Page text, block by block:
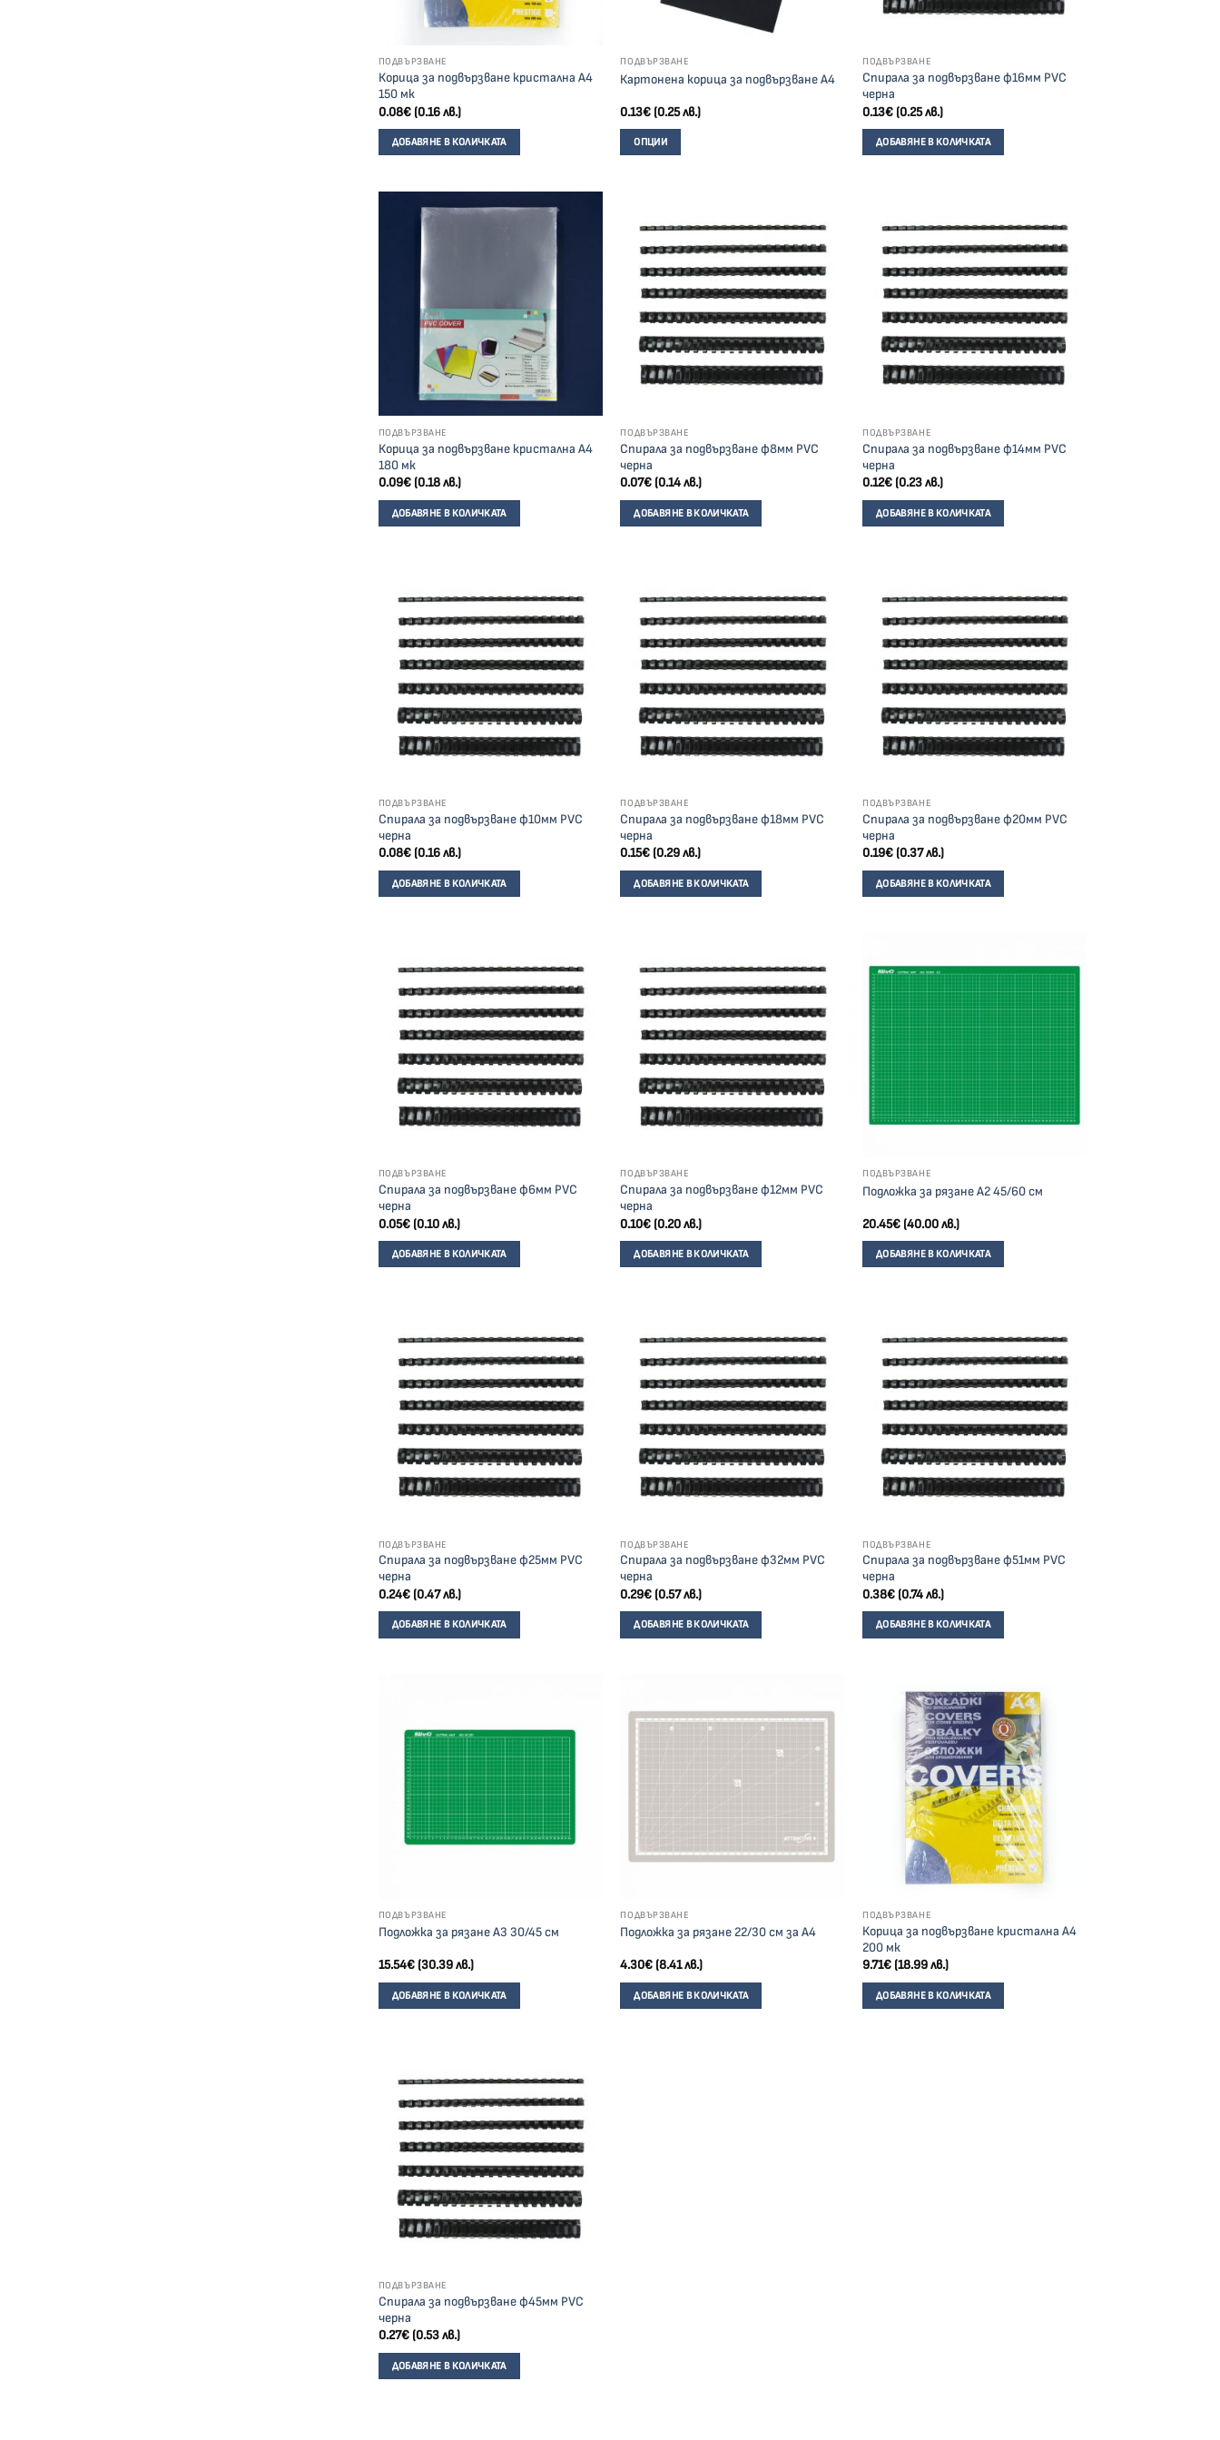
ПОДВЪРЗВАНЕ
Корица за подвързване кристална А4
150 мк
0.08€(0.16 лв.)
ДОБАВЯНЕ В КОЛИЧКАТА
ПОДВЪРЗВАНЕ
Картонена корица за подвързване А4
0.13€ (0.25 лв.)
ОПЦИИ
ПОДВЪРЗВАНЕ
Спирала за подвързване ф16мм PVC
черна
0.13€ (0.25 лв.)
ДОБАВЯНЕ В КОЛИЧКАТА
ПОДВЪРЗВАНЕ
Корица за подвързване кристална А4
180 мк
0.09€(0.18 лв.)
ДОБАВЯНЕ В КОЛИЧКАТА
ПОДВЪРЗВАНЕ
Спирала за подвързване ф8мм PVC
черна
0.07€ (0.14 лв.)
ДОБАВЯНЕ В КОЛИЧКАТА
ПОДВЪРЗВАНЕ
Спирала за подвързване ф14мм PVC
черна
0.12€ (0.23 лв.)
ДОБАВЯНЕ В КОЛИЧКАТА
ПОДВЪРЗВАНЕ
Спирала за подвързване ф10мм PVC
черна
0.08€(0.16 лв.)
ДОБАВЯНЕ В КОЛИЧКАТА
ПОДВЪРЗВАНЕ
Спирала за подвързване ф18мм PVC
черна
0.15€ (0.29 лв.)
ДОБАВЯНЕ В КОЛИЧКАТА
ПОДВЪРЗВАНЕ
Спирала за подвързване ф20мм PVC
черна
0.19€ (0.37 лв.)
ДОБАВЯНЕ В КОЛИЧКАТА
ПОДВЪРЗВАНЕ
Спирала за подвързване ф6мм PVC
черна
0.05€(0.10 лв.)
ДОБАВЯНЕ В КОЛИЧКАТА
ПОДВЪРЗВАНЕ
Спирала за подвързване ф12мм PVC
черна
0.10€ (0.20 лв.)
ДОБАВЯНЕ В КОЛИЧКАТА
ПОДВЪРЗВАНЕ
Подложка за рязане А2 45/60 см
20.45€ (40.00 лв.)
ДОБАВЯНЕ В КОЛИЧКАТА
ПОДВЪРЗВАНЕ
Спирала за подвързване ф25мм PVC
черна
0.24€(0.47 лв.)
ДОБАВЯНЕ В КОЛИЧКАТА
ПОДВЪРЗВАНЕ
Спирала за подвързване ф32мм PVC
черна
0.29€ (0.57 лв.)
ДОБАВЯНЕ В КОЛИЧКАТА
ПОДВЪРЗВАНЕ
Спирала за подвързване ф51мм PVC
черна
0.38€ (0.74 лв.)
ДОБАВЯНЕ В КОЛИЧКАТА
ПОДВЪРЗВАНЕ
Подложка за рязане А3 30/45 см
15.54€(30.39 лв.)
ДОБАВЯНЕ В КОЛИЧКАТА
ПОДВЪРЗВАНЕ
Подложка за рязане 22/30 см за А4
4.30€ (8.41 лв.)
ДОБАВЯНЕ В КОЛИЧКАТА
ПОДВЪРЗВАНЕ
Корица за подвързване кристална А4
200 мк
9.71€ (18.99 лв.)
ДОБАВЯНЕ В КОЛИЧКАТА
ПОДВЪРЗВАНЕ
Спирала за подвързване ф45мм PVC
черна
0.27€(0.53 лв.)
ДОБАВЯНЕ В КОЛИЧКАТА